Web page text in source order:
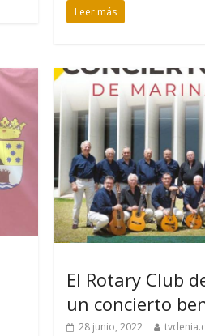
Leer más
El Rotary Club
un concierto
28 junio, 2022